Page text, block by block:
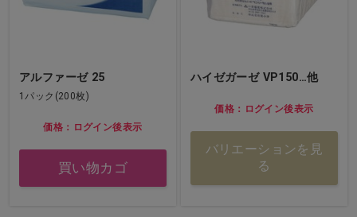
アルファーゼ 25
1パック(200枚)
価格：ログイン後表示
買い物カゴ
ハイゼガーゼ VP150…他
価格：ログイン後表示
バリエーションを見
る